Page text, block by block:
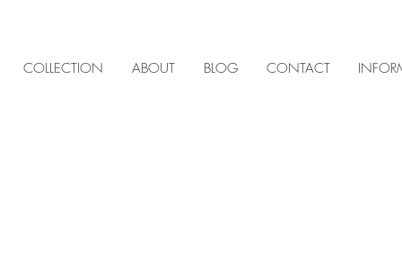
COLLECTION ABOUT BLOG CONTACT